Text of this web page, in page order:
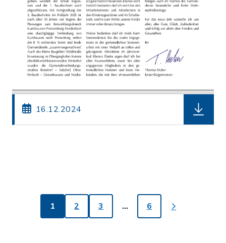
16.12.2024
1 2 3 … 6